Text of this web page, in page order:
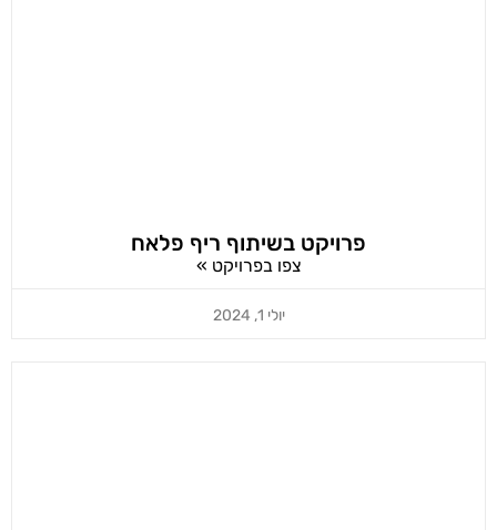
פרויקט בשיתוף ריף פלאח
צפו בפרויקט »
יולי 1, 2024